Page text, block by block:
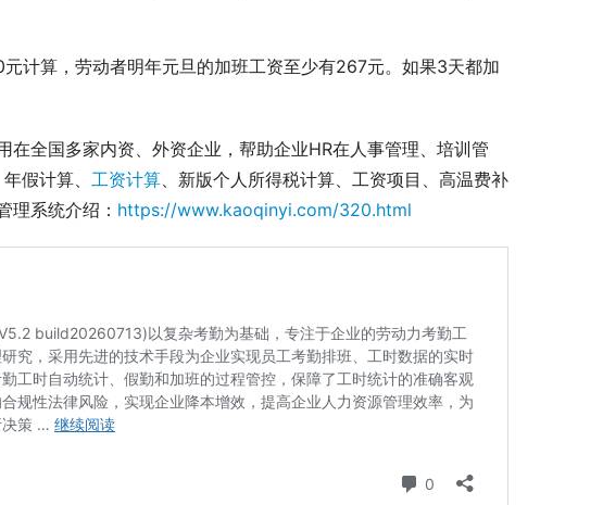
计算，劳动者明年元旦的加班工资至少有267元。如果3天都加
在全国多家内资、外资企业，帮助企业HR在人事管理、培训管
假计算、 工资计算 、新版个人所得税计算、工资项目、高温费补
理系统介绍： https://www.kaoqinyi.com/320.html